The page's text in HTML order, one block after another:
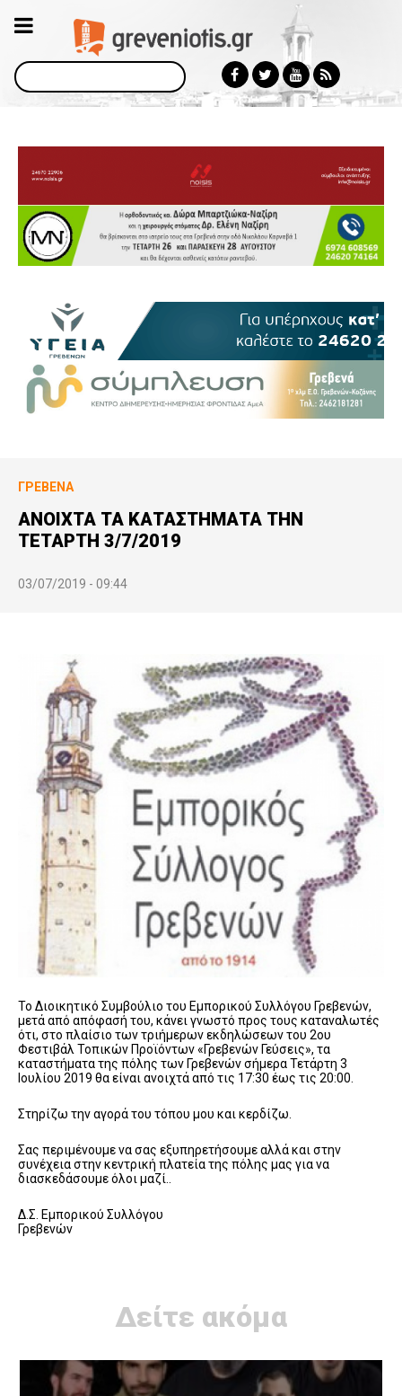
Αναζήτηση
ΓΡΕΒΕΝΆ
ΑΝΟΙΧΤΑ ΤΑ ΚΑΤΑΣΤΗΜΑΤΑ ΤΗΝ
ΤΕΤΑΡΤΗ 3/7/2019
03/07/2019 - 09:44
Το Διοικητικό Συμβούλιο του Εμπορικού Συλλόγου Γρεβενών,
μετά από απόφασή του, κάνει γνωστό προς τους καταναλωτές
ότι, στο πλαίσιο των τριήμερων εκδηλώσεων του 2ου
Φεστιβάλ Τοπικών Προϊόντων «Γρεβενών Γεύσεις», τα
καταστήματα της πόλης των Γρεβενών σήμερα Τετάρτη 3
Ιουλίου 2019 θα είναι ανοιχτά από τις 17:30 έως τις 20:00.
Στηρίζω την αγορά του τόπου μου και κερδίζω.
Σας περιμένουμε να σας εξυπηρετήσουμε αλλά και στην
συνέχεια στην κεντρική πλατεία της πόλης μας για να
διασκεδάσουμε όλοι μαζί..
Δ.Σ. Εμπορικού Συλλόγου
Γρεβενών
Δείτε ακόμα